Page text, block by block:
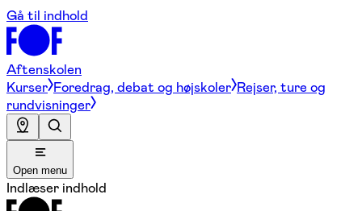
Gå til indhold
Aftenskolen
Kurser Foredrag, debat og højskoler Rejser, ture og
rundvisninger
Open menu
Indlæser indhold